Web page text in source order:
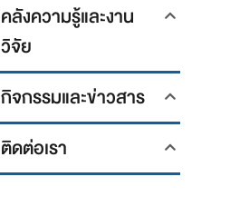
คลังความรู้และงาน
วิจัย
กิจกรรมและข่าวสาร
ติดต่อเรา